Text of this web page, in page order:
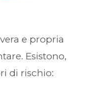
e propria
Esistono,
di rischio: